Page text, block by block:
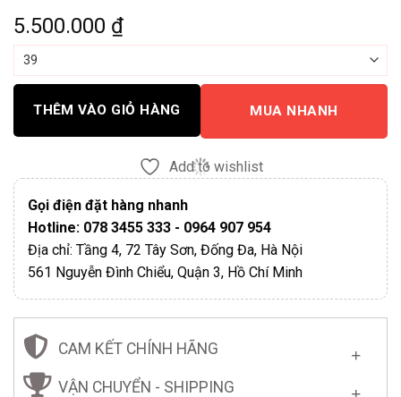
5.500.000 ₫
THÊM VÀO GIỎ HÀNG MUA NHANH
Add to wishlist
Gọi điện đặt hàng nhanh
Hotline: 078 3455 333 - 0964 907 954
Địa chỉ: Tầng 4, 72 Tây Sơn, Đống Đa, Hà Nội
561 Nguyễn Đình Chiểu, Quận 3, Hồ Chí Minh
CAM KẾT CHÍNH HÃNG
VẬN CHUYỂN - SHIPPING